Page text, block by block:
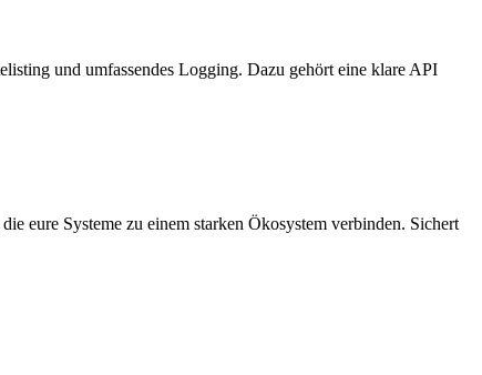
und umfassendes Logging. Dazu gehört eine klare API
eure Systeme zu einem starken Ökosystem verbinden. Sichert